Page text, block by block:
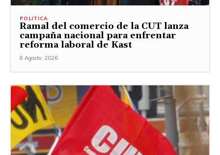
POLITICA
Ramal del comercio de la CUT lanza
campaña nacional para enfrentar
reforma laboral de Kast
8 Agosto, 2026